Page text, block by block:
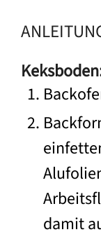
damit